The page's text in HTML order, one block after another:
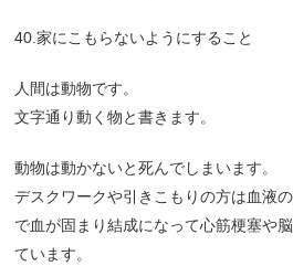
40.家にこもらないようにすること
人間は動物です。
文字通り動く物と書きます。
動物は動かないと死んでしまいます。
デスクワークや引きこもりの方は血液
で血が固まり結成になって心筋梗塞や
ています。